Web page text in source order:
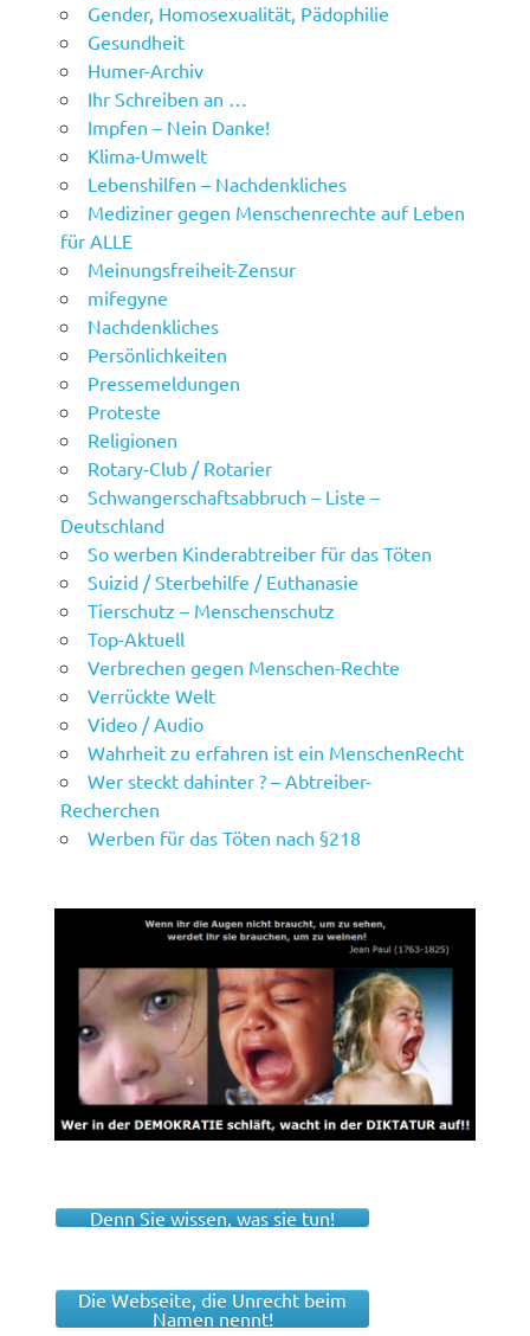
Gender, Homosexualität, Pädophilie
Gesundheit
Humer-Archiv
Ihr Schreiben an …
Impfen – Nein Danke!
Klima-Umwelt
Lebenshilfen – Nachdenkliches
Mediziner gegen Menschenrechte auf Leben
für ALLE
Meinungsfreiheit-Zensur
mifegyne
Nachdenkliches
Persönlichkeiten
Pressemeldungen
Proteste
Religionen
Rotary-Club / Rotarier
Schwangerschaftsabbruch – Liste –
Deutschland
So werben Kinderabtreiber für das Töten
Suizid / Sterbehilfe / Euthanasie
Tierschutz – Menschenschutz
Top-Aktuell
Verbrechen gegen Menschen-Rechte
Verrückte Welt
Video / Audio
Wahrheit zu erfahren ist ein MenschenRecht
Wer steckt dahinter ? – Abtreiber-
Recherchen
Werben für das Töten nach §218
Denn Sie wissen, was sie tun!
Die Webseite, die Unrecht beim
Namen nennt!